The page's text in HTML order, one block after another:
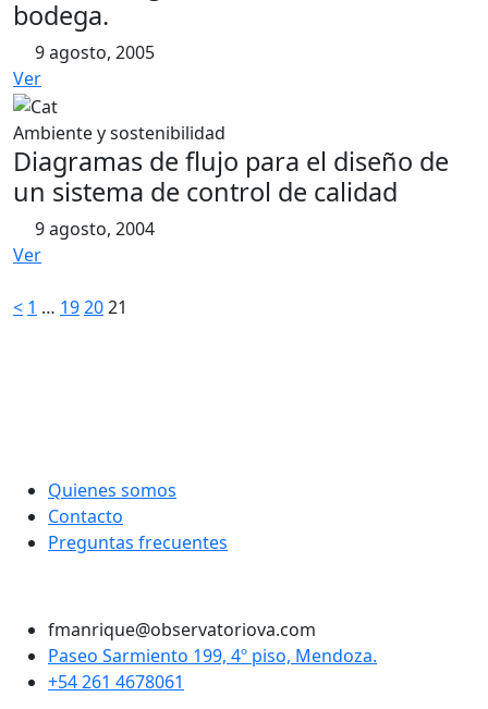
bodega.
9 agosto, 2005
Ver
Ambiente y sostenibilidad
Diagramas de flujo para el diseño de
un sistema de control de calidad
9 agosto, 2004
Ver
Paginación
< 1 … 192021
Quienes somos
Contacto
Preguntas frecuentes
fmanrique@observatoriova.com
Paseo Sarmiento 199, 4º piso, Mendoza.
+54 261 4678061